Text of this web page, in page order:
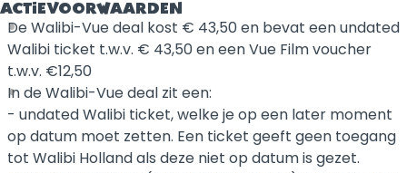
ACTIEVOORWAARDEN
De Walibi-Vue deal kost € 43,50 en bevat een undated
Walibi ticket t.w.v. € 43,50 en een Vue Film voucher
t.w.v. €12,50
In de Walibi-Vue deal zit een:
- undated Walibi ticket, welke je op een later moment
op datum moet zetten. Een ticket geeft geen toegang
tot Walibi Holland als deze niet op datum is gezet.